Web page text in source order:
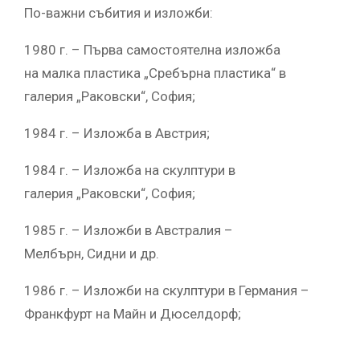
По-важни събития и изложби:
1980 г. – Първа самостоятелна изложба
на малка пластика „Сребърна пластика“ ​в
галерия „Раковски“, София;
1984 г. – Изложба в Австрия;
1984 г. – Изложба на скулптури в
галерия „Раковски“, София;
1985 г. – Изложби в Австралия –
Мелбърн, Сидни и др.
1986 г. – Изложби на скулптури в Германия –
Франкфурт на Майн и Дюселдорф;